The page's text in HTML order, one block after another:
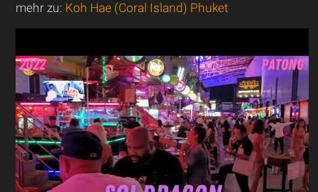
mehr zu: Koh Hae (Coral Island) Phuket